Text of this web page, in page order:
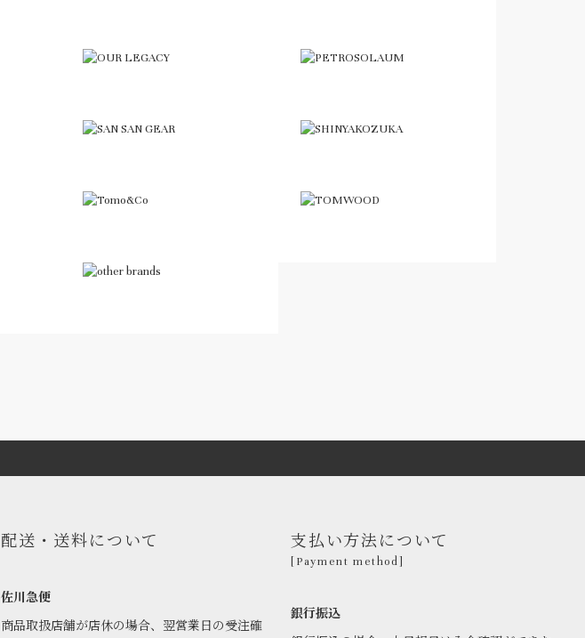
配送・送料について
佐川急便
商品取扱店舗が店休の場合、翌営業日の受注確
支払い方法について
[Payment method]
銀行振込